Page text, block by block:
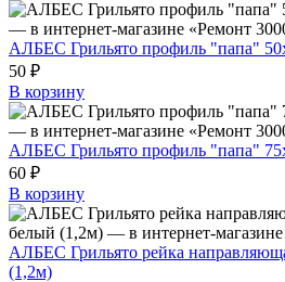
АЛБЕС Грильято профиль "папа"
50 ₽
В корзину
АЛБЕС Грильято профиль "папа"
60 ₽
В корзину
АЛБЕС Грильято рейка
(1,2м)